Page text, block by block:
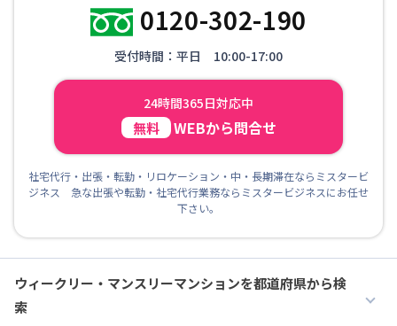
0120-302-190
受付時間：平日 10:00-17:00
24時間365日対応中
無料 WEBから問合せ
社宅代行・出張・転勤・リロケーション・中・長期滞在ならミスタービ
ジネス 急な出張や転勤・社宅代行業務ならミスタービジネスにお任せ
下さい。
ウィークリー・マンスリーマンションを都道府県から検
索